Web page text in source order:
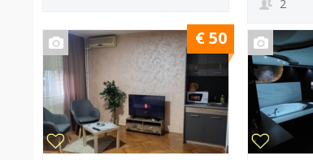
2
€ 50